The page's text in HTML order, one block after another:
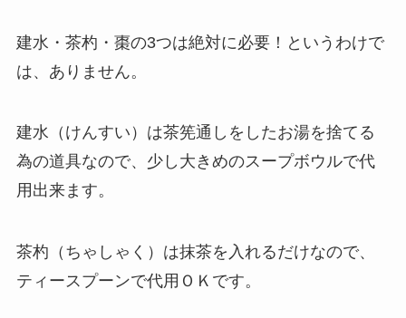
建水・茶杓・棗の3つは絶対に必要！というわけで
は、ありません。
建水（けんすい）は茶筅通しをしたお湯を捨てる
為の道具なので、少し大きめのスープボウルで代
用出来ます。
茶杓（ちゃしゃく）は抹茶を入れるだけなので、
ティースプーンで代用ＯＫです。